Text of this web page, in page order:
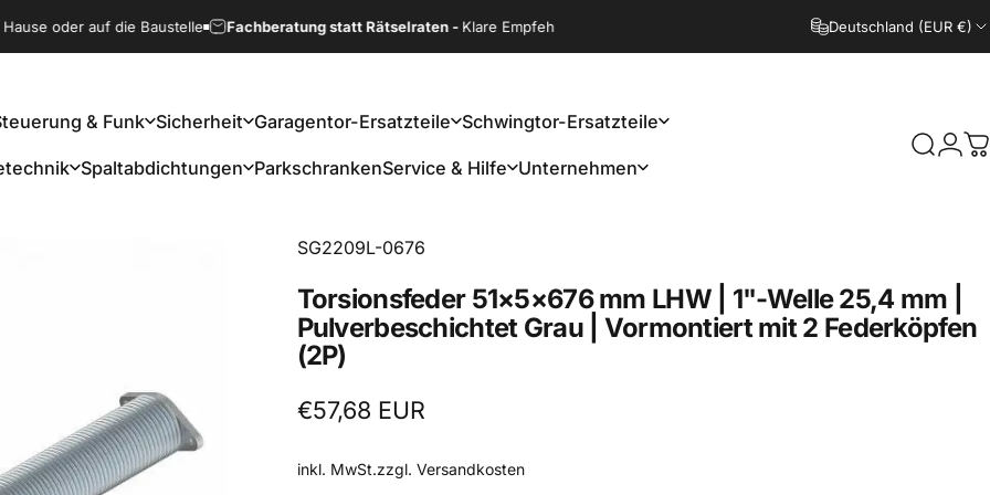
oder auf die Baustelle Fachberatung statt Rätselraten -Klare Empfehlung statt langem Suchen. Passend fürs Tor statt Fehlbestellung -
Deutschland (EUR €)
& Funk
Steuerung & Funk
Sicherheit
Sicherheit
Garagentor-Ersatzteile
Garagentor-Ersatzteile
Schwingtor-Ersatzteile
Schwingtor-Ersatzteile
Spaltabdichtungen ParkschrankenService & Hilfe Unternehmen
Suche
Login
SG2209L-0676
Torsionsfeder 51×5×676 mm LHW 1"-Welle 25,4 mm
Pulverbeschichtet Grau Vormontiert mit 2 Federköpfen
(2P)
€57,68 EUR
inkl. MwSt.zzgl. Versandkosten